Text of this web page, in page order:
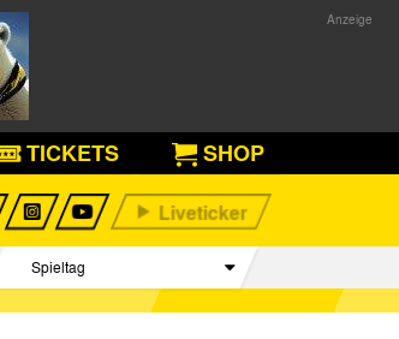
TICKETS
SHOP
Spieltag
Begegnungen